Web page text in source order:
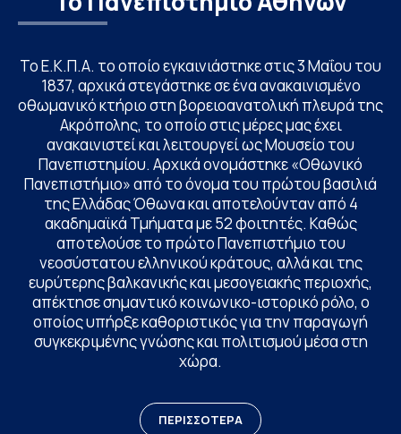
Το Ε.Κ.Π.Α. το οποίο εγκαινιάστηκε στις 3 Μαΐου του
1837, αρχικά στεγάστηκε σε ένα ανακαινισμένο
οθωμανικό κτήριο στη βορειοανατολική πλευρά της
Ακρόπολης, το οποίο στις μέρες μας έχει
ανακαινιστεί και λειτουργεί ως Μουσείο του
Πανεπιστημίου. Αρχικά ονομάστηκε «Οθωνικό
Πανεπιστήμιο» από το όνομα του πρώτου βασιλιά
της Ελλάδας Όθωνα και αποτελούνταν από 4
ακαδημαϊκά Τμήματα με 52 φοιτητές. Καθώς
αποτελούσε το πρώτο Πανεπιστήμιο του
νεοσύστατου ελληνικού κράτους, αλλά και της
ευρύτερης βαλκανικής και μεσογειακής περιοχής,
απέκτησε σημαντικό κοινωνικο-ιστορικό ρόλο, ο
οποίος υπήρξε καθοριστικός για την παραγωγή
συγκεκριμένης γνώσης και πολιτισμού μέσα στη
χώρα.
ΠΕΡΙΣΣΟΤΕΡΑ